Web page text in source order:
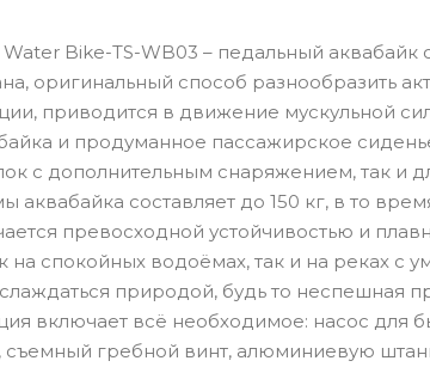
Bike-TS-WB03 – педальный
оригинальный способ разнообразить
приводится в движение мускульной
и продуманное пассажирское
с дополнительным снаряжением, так и
составляет до 150 кг, в то
превосходной устойчивостью и
на спокойных водоёмах, так и на реках
природой, будь то неспешная
включает всё необходимое: насос для
съемный гребной винт, алюминиевую